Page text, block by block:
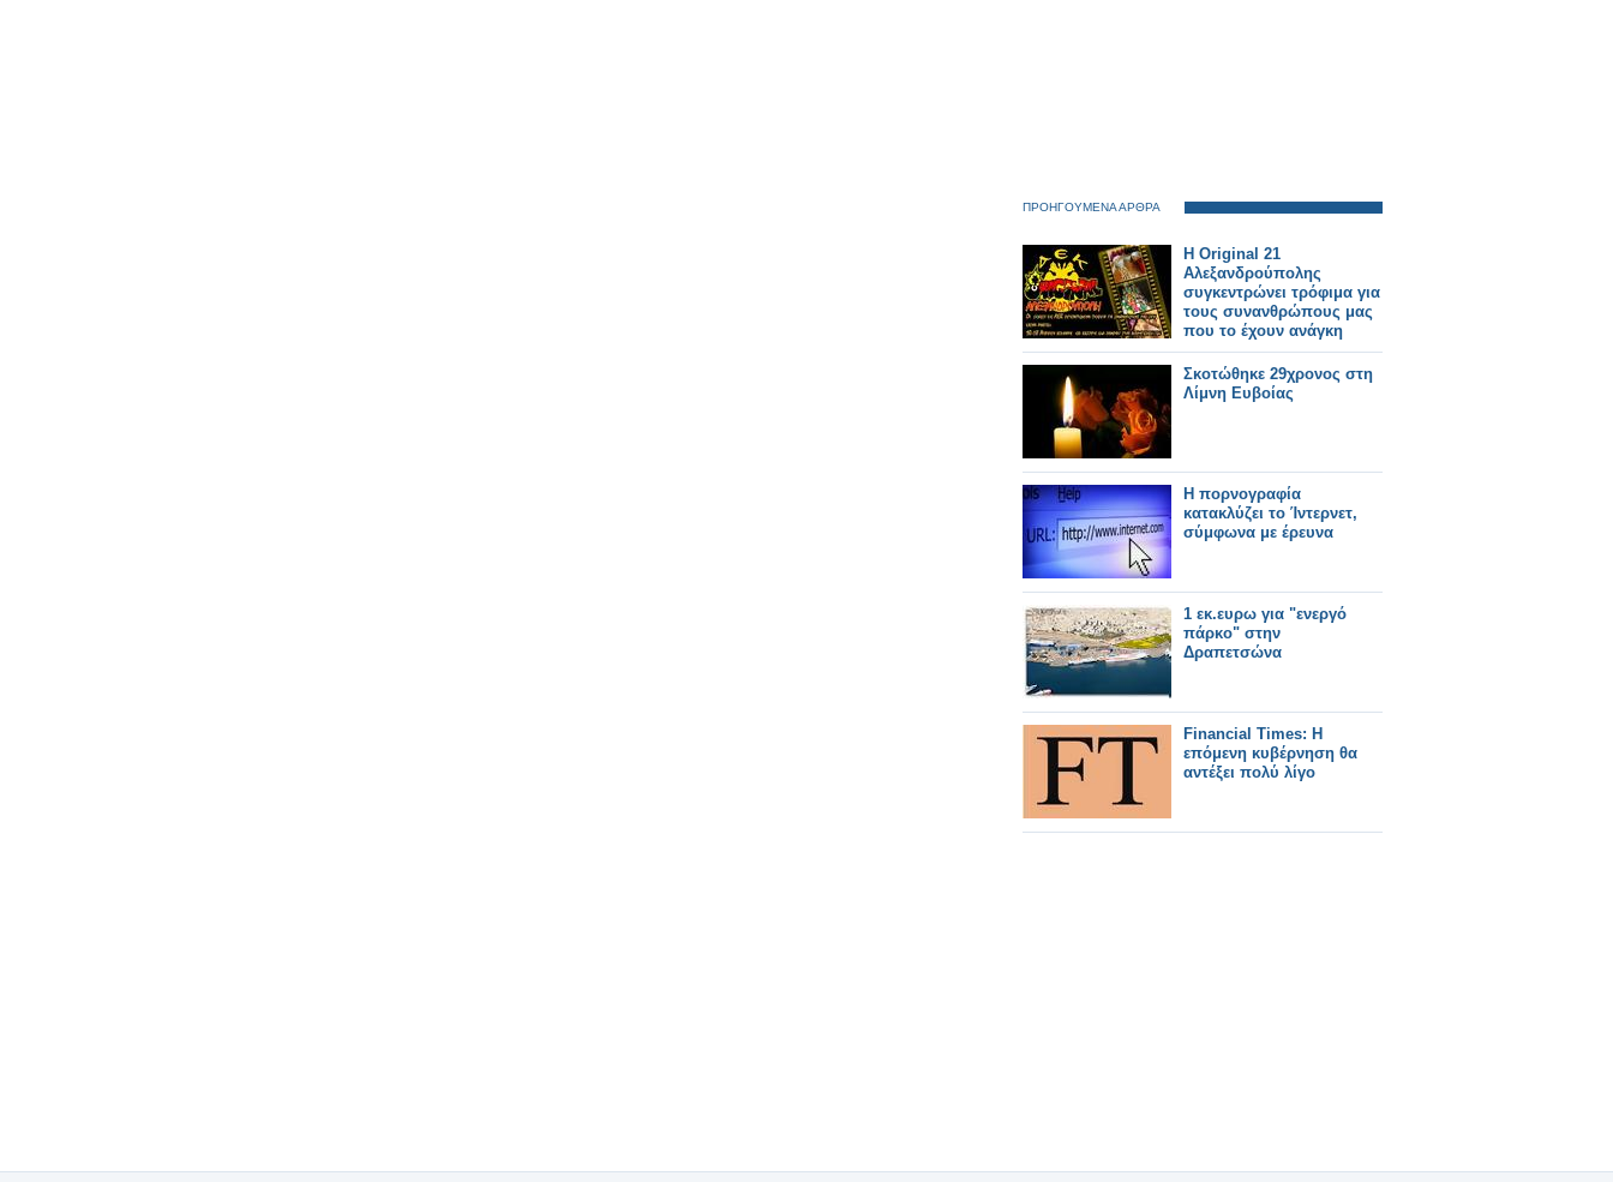
ΠΡΟΗΓΟΥΜΕΝΑ ΑΡΘΡΑ
Η Original 21
Αλεξανδρούπολης
συγκεντρώνει τρόφιμα για
τους συνανθρώπους μας
που το έχουν ανάγκη
Σκοτώθηκε 29χρονος στη
Λίμνη Ευβοίας
H πορνογραφία
κατακλύζει το Ίντερνετ,
σύμφωνα με έρευνα
1 εκ.ευρω για "ενεργό
πάρκο" στην
Δραπετσώνα
Financial Times: Η
επόμενη κυβέρνηση θα
αντέξει πολύ λίγο